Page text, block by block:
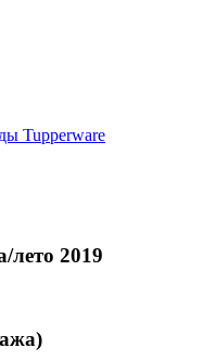
Tupperware
лето 2019